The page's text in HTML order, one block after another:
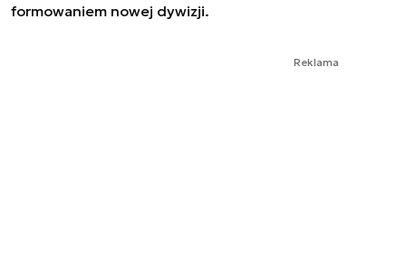
formowaniem nowej dywizji.
Reklama